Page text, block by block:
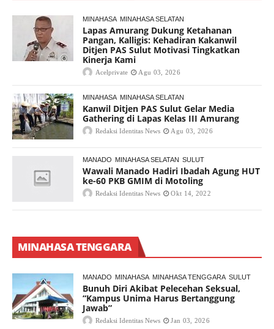
MINAHASA MINAHASA SELATAN
Lapas Amurang Dukung Ketahanan
Pangan, Kalligis: Kehadiran Kakanwil
Ditjen PAS Sulut Motivasi Tingkatkan
Kinerja Kami
Acelprivate Agu 03, 2026
MINAHASA MINAHASA SELATAN
Kanwil Ditjen PAS Sulut Gelar Media
Gathering di Lapas Kelas III Amurang
Redaksi Identitas News Agu 03, 2026
MANADO MINAHASA SELATAN SULUT
Wawali Manado Hadiri Ibadah Agung HUT
ke-60 PKB GMIM di Motoling
Redaksi Identitas News Okt 14, 2022
MINAHASA TENGGARA
MANADO MINAHASA MINAHASA TENGGARA SULUT
Bunuh Diri Akibat Pelecehan Seksual,
“Kampus Unima Harus Bertanggung
Jawab”
Redaksi Identitas News Jan 03, 2026